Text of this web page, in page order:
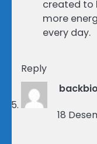
created to
more
every day.
Reply
18